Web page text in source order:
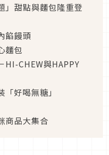
」甜點與麵包隆重登
餡饅頭
麵包
HI-CHEW與HAPPY
好喝無糖」
商品大集合